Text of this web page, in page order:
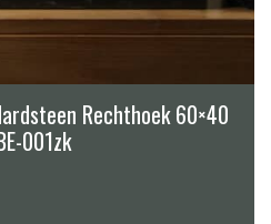
Rechthoek 60×40
001zk